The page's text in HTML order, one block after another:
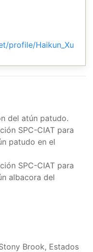
profile/Haikun_Xu
del atún patudo.
SPC-CIAT para
patudo en el
SPC-CIAT para
albacora del
Brook, Estados